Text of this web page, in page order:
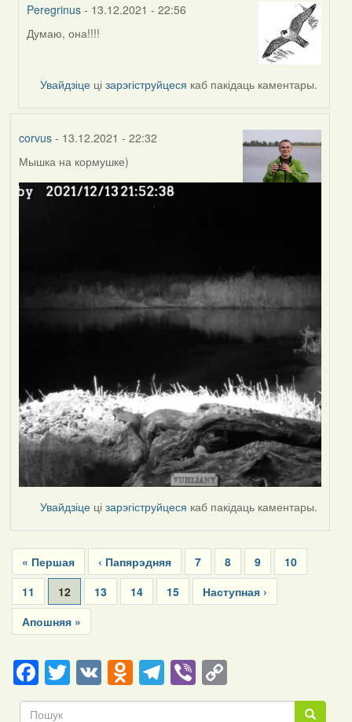
Peregrinus - 13.12.2021 - 22:56
In
corvus
Думаю, она!!!!
Увайдзіце цізарэгіструйцеся каб пакідаць каментары.
corvus- 13.12.2021 - 22:32
Мышка на кормушке)
Увайдзіце цізарэгіструйцеся каб пакідаць каментары.
Pagination
First
page
« Першая
Previous
page
‹ Папярэдняя Page
7 Page
8 Page
9 Page
10
Page
11
Current
page
12 Page
13 Page
14 Page
15
Next
page
Наступная ›
Last
page
Апошняя »
Facebook
Twitter
VKOdnoklassniki
Telegram
ViberCopy
Link Пошук
Пошук